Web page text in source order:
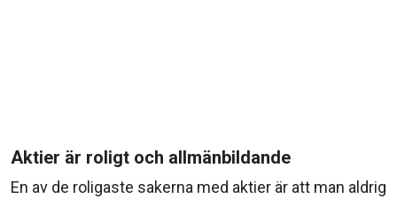
Aktier är roligt och allmänbildande
En av de roligaste sakerna med aktier är att man aldrig